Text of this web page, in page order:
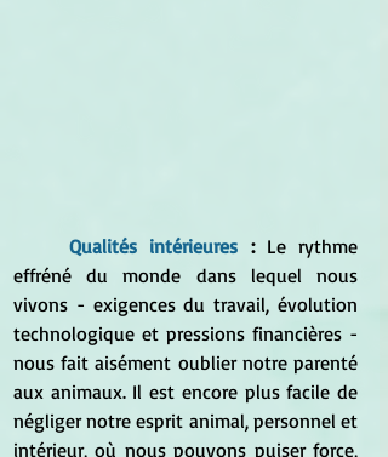
Qualités intérieures : Le rythme
effréné du monde dans lequel nous
vivons - exigences du travail, évolution
technologique et pressions financières -
nous fait aisément oublier notre parenté
aux animaux. Il est encore plus facile de
négliger notre esprit animal, personnel et
intérieur, où nous pouvons puiser force,